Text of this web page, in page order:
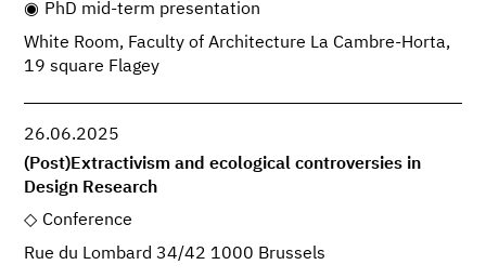
PhD mid-term presentation
White Room, Faculty of Architecture La Cambre-Horta,
19 square Flagey
26.06.2025
(Post)Extractivism and ecological controversies in
Design Research
Conference
Rue du Lombard 34/42 1000 Brussels